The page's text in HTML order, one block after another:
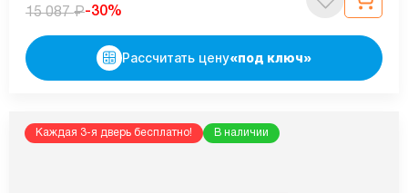
15 087₽-30%
Рассчитать цену«под ключ»
Каждая 3-я дверь бесплатно! В наличии